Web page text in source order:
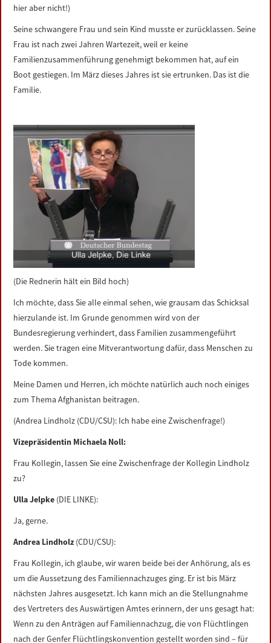
hier aber nicht!)
Seine schwangere Frau und sein Kind musste er zurücklassen. Seine
Frau ist nach zwei Jahren Wartezeit, weil er keine
Familienzusammenführung genehmigt bekommen hat, auf ein
Boot gestiegen. Im März dieses Jahres ist sie ertrunken. Das ist die
Familie.
(Die Rednerin hält ein Bild hoch)
Ich möchte, dass Sie alle einmal sehen, wie grausam das Schicksal
hierzulande ist. Im Grunde genommen wird von der
Bundesregierung verhindert, dass Familien zusammengeführt
werden. Sie tragen eine Mitverantwortung dafür, dass Menschen zu
Tode kommen.
Meine Damen und Herren, ich möchte natürlich auch noch einiges
zum Thema Afghanistan beitragen.
(Andrea Lindholz (CDU/CSU): Ich habe eine Zwischenfrage!)
Vizepräsidentin Michaela Noll:
Frau Kollegin, lassen Sie eine Zwischenfrage der Kollegin Lindholz
zu?
Ulla Jelpke (DIE LINKE):
Ja, gerne.
Andrea Lindholz (CDU/CSU):
Frau Kollegin, ich glaube, wir waren beide bei der Anhörung, als es
um die Aussetzung des Familiennachzuges ging. Er ist bis März
nächsten Jahres ausgesetzt. Ich kann mich an die Stellungnahme
des Vertreters des Auswärtigen Amtes erinnern, der uns gesagt hat:
Wenn zu den Anträgen auf Familiennachzug, die von Flüchtlingen
nach der Genfer Flüchtlingskonvention gestellt worden sind – für